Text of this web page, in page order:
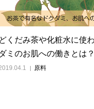
どくだみ茶や化粧水に使
ダミのお肌への働きとは？
原料